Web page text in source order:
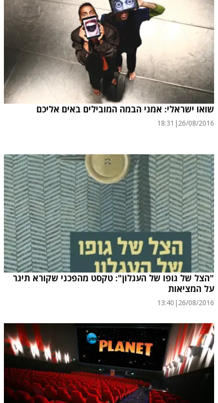
שואו ישראלי: אמני הבמה המובילים באים אליכם
26/08/2016
|
18:31
"הצל של גופו של העגלון": טקסט מהפכני שקורא תיגר
על המציאות
26/08/2016
|
13:40